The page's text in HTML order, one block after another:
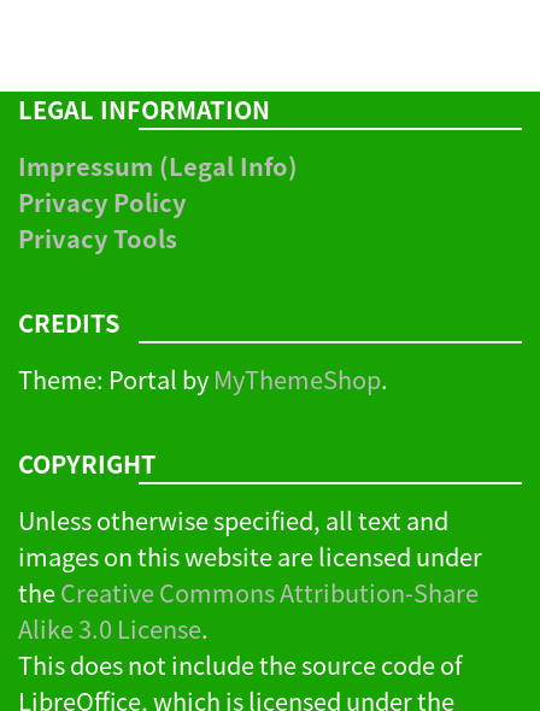
LEGAL INFORMATION
Impressum (Legal Info)
Privacy Policy
Privacy Tools
CREDITS
Theme: Portal by MyThemeShop.
COPYRIGHT
Unless otherwise specified, all text and
images on this website are licensed under
theCreative Commons Attribution-Share
Alike 3.0 License.
This does not include the source code of
LibreOffice, which is licensed under the